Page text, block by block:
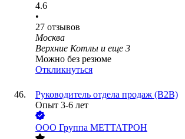
4.6
•
27 отзывов
Москва
Верхние Котлы и еще 3
Можно без резюме
Откликнуться
Руководитель отдела продаж (B2B)
Опыт 3-6 лет
ООО Группа МЕТТАТРОН